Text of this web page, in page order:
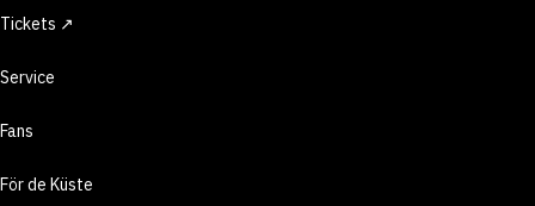
Tickets ↗
Service
Fans
För de Küste